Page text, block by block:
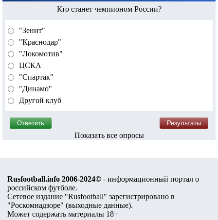
Кто станет чемпионом России?
"Зенит"
"Краснодар"
"Локомотив"
ЦСКА
"Спартак"
"Динамо"
Другой клуб
Показать все опросы
Rusfootball.info 2006-2024© - информационный портал о
российском футболе.
Сетевое издание "Rusfootball" зарегистрировано в
"Роскомнадзоре" (выходные данные).
Может содержать материалы 18+